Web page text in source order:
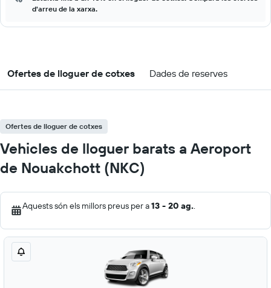
d'arreu de la xarxa.
Ofertes de lloguer de cotxes Dades de reserves
Ofertes de lloguer de cotxes
Vehicles de lloguer barats a Aeroport
de Nouakchott (NKC)
Aquests són els millors preus per a13 - 20 ag..